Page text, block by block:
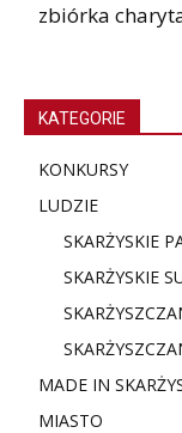
zbiórka
KATEGORIE
KONKURSY
LUDZIE
SKARŻYSKIE
SKARŻYSKIE
MADE IN
MIASTO